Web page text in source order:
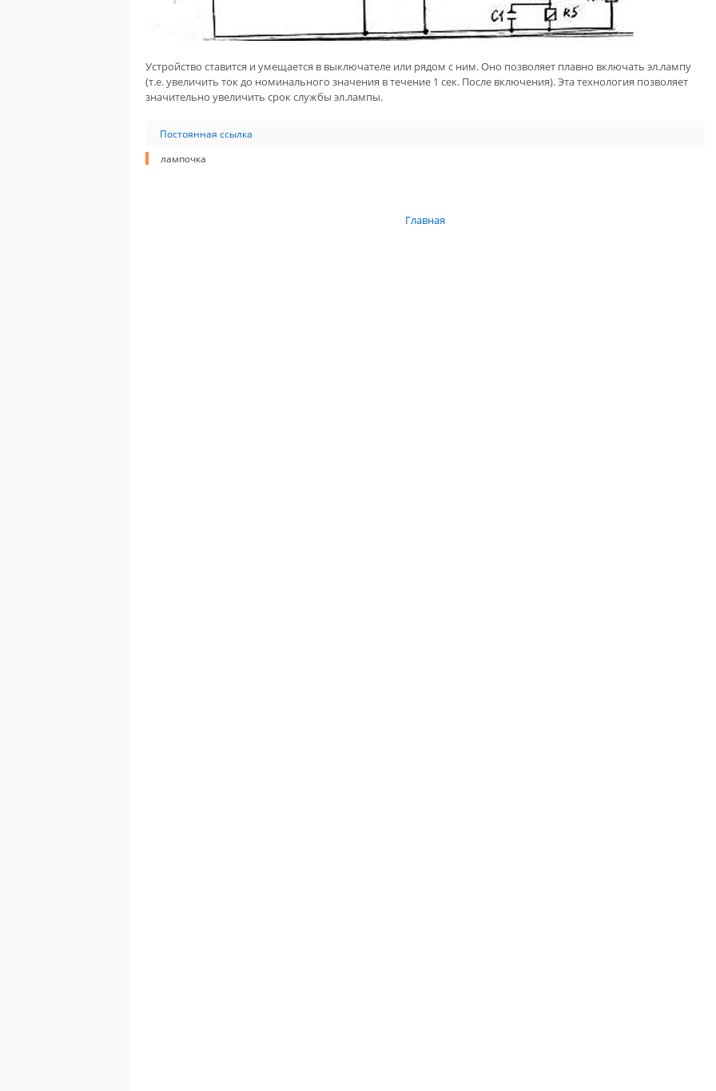
Устройство ставится и умещается в выключателе или рядом с ним. Оно позволяет плавно включать эл.лампу
(т.е. увеличить ток до номинального значения в течение 1 сек. После включения). Эта технология позволяет
значительно увеличить срок службы эл.лампы.
Постоянная ссылка
лампочка
Главная